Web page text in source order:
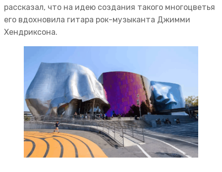
рассказал, что на идею создания такого многоцветья
его вдохновила гитара рок-музыканта Джимми
Хендриксона.